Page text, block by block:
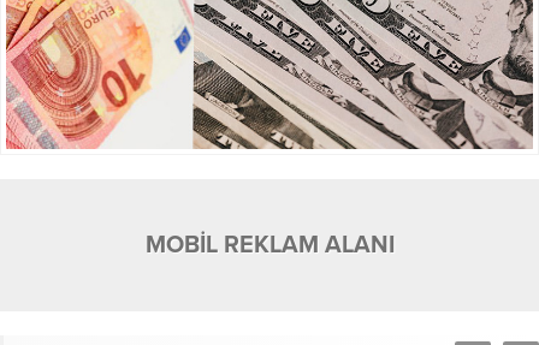
MOBİL REKLAM ALANI